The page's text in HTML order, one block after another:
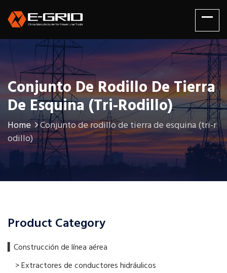
Conjunto De Rodillo De Tierra
De Esquina (tri-Rodillo)
Home
Conjunto de rodillo de tierra de esquina (tri-r
odillo)
Product Category
▍​Construcción de línea aérea
> Extractores de conductores hidráulicos